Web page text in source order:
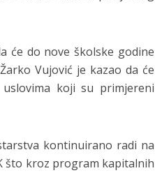
će do nove školske godine
Vujović je kazao da će
koji su primjereni
kontinuirano radi na
što kroz program kapitalnih